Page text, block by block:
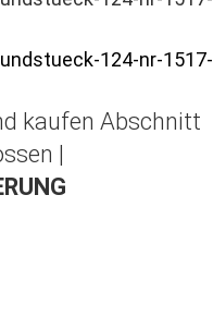
kaufen Abschnitt
|